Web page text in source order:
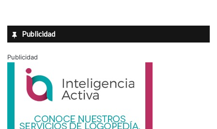
Publicidad
Publicidad